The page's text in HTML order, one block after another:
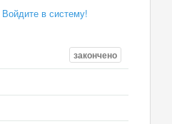
Войдите в систему!
закончено